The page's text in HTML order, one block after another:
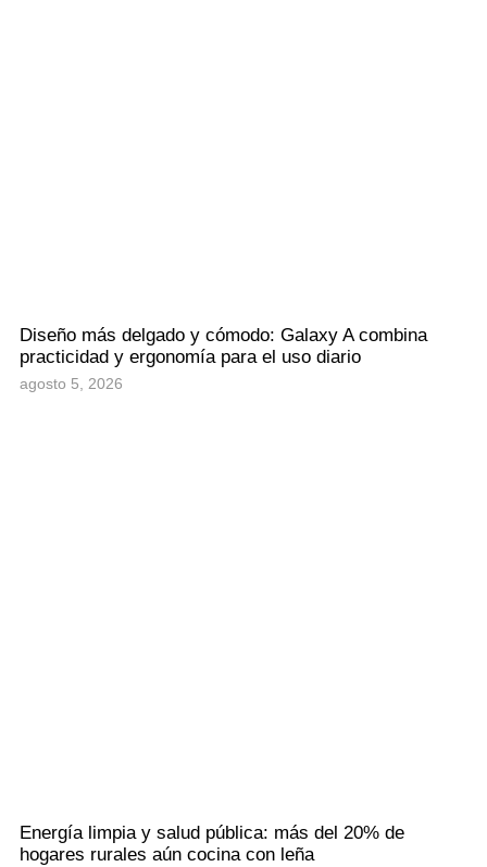
Diseño más delgado y cómodo: Galaxy A combina
practicidad y ergonomía para el uso diario
agosto 5, 2026
Energía limpia y salud pública: más del 20% de
hogares rurales aún cocina con leña